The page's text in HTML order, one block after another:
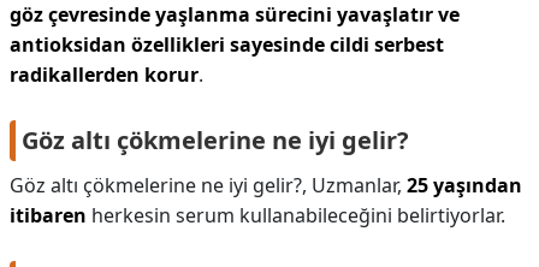
göz çevresinde yaşlanma sürecini yavaşlatır ve
antioksidan özellikleri sayesinde cildi serbest
radikallerden korur.
Göz altı çökmelerine ne iyi gelir?
Göz altı çökmelerine ne iyi gelir?, Uzmanlar, 25 yaşından
itibaren herkesin serum kullanabileceğini belirtiyorlar.